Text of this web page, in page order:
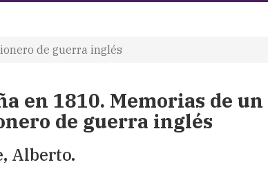
de guerra inglés
en 1810. Memorias de un
de guerra inglés
Alberto.